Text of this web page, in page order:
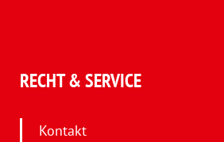
RECHT & SERVICE
Kontakt